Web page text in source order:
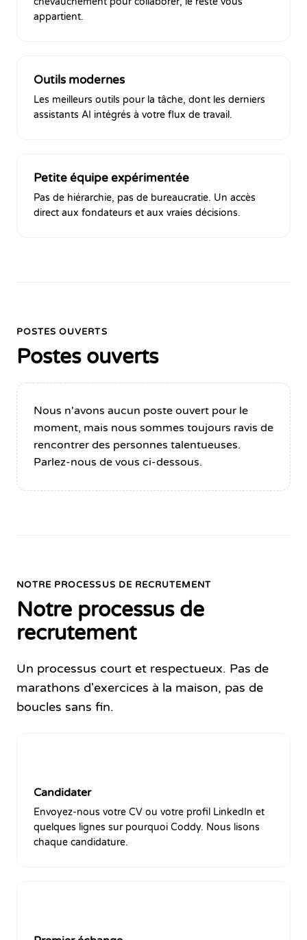
appartient.
Outils modernes
Les meilleurs outils pour la tâche, dont les derniers
assistants AI intégrés à votre flux de travail.
Petite équipe expérimentée
Pas de hiérarchie, pas de bureaucratie. Un accès
direct aux fondateurs et aux vraies décisions.
POSTES OUVERTS
Postes ouverts
Nous n'avons aucun poste ouvert pour le
moment, mais nous sommes toujours ravis de
rencontrer des personnes talentueuses.
Parlez-nous de vous ci-dessous.
NOTRE PROCESSUS DE RECRUTEMENT
Notre processus de
recrutement
Un processus court et respectueux. Pas de
marathons d'exercices à la maison, pas de
boucles sans fin.
Candidater
Envoyez-nous votre CV ou votre profil LinkedIn et
quelques lignes sur pourquoi Coddy. Nous lisons
chaque candidature.